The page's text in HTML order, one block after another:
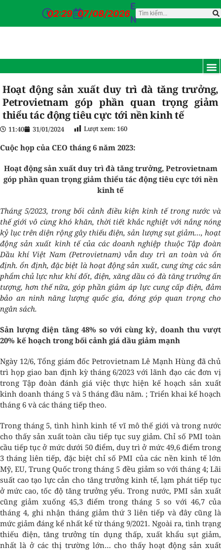
02:29 07/08/2026
E
N
Hoạt động sản xuất duy trì đà tăng trưởng,
Petrovietnam góp phần quan trọng giảm
thiểu tác động tiêu cực tới nền kinh tế
11:40 31/01/2024 Lượt xem: 160
Cuộc họp của CEO tháng 6 năm 2023:
Hoạt động sản xuất duy trì đà tăng trưởng, Petrovietnam
góp phần quan trọng giảm thiểu tác động tiêu cực tới nền
kinh tế
Tháng 5/2023, trong bối cảnh điều kiện kinh tế trong nước và
thế giới vô cùng khó khăn, thời tiết khắc nghiệt với nắng nóng
kỷ lục trên diện rộng gây thiếu điện, sản lượng sụt giảm…, hoạt
động sản xuất kinh tế của các doanh nghiệp thuộc Tập đoàn
Dầu khí Việt Nam (Petrovietnam) vẫn duy trì an toàn và ổn
định. ổn định, đặc biệt là hoạt động sản xuất, cung ứng các sản
phẩm chủ lực như khí đốt, điện, xăng dầu có đà tăng trưởng ấn
tượng, hơn thế nữa, góp phần giảm áp lực cung cấp điện, đảm
bảo an ninh năng lượng quốc gia, đóng góp quan trọng cho
ngân sách.
Sản lượng điện tăng 48% so với cùng kỳ, doanh thu vượt
20% kế hoạch trong bối cảnh giá dầu giảm mạnh
Ngày 12/6, Tổng giám đốc Petrovietnam Lê Mạnh Hùng đã chủ
trì họp giao ban định kỳ tháng 6/2023 với lãnh đạo các đơn vị
trong Tập đoàn đánh giá việc thực hiện kế hoạch sản xuất
kinh doanh tháng 5 và 5 tháng đầu năm. ; Triển khai kế hoạch
tháng 6 và các tháng tiếp theo.
Trong tháng 5, tình hình kinh tế vĩ mô thế giới và trong nước
cho thấy sản xuất toàn cầu tiếp tục suy giảm. Chỉ số PMI toàn
cầu tiếp tục ở mức dưới 50 điểm, duy trì ở mức 49,6 điểm trong
3 tháng liên tiếp, đặc biệt chỉ số PMI của các nền kinh tế lớn
Mỹ, EU, Trung Quốc trong tháng 5 đều giảm so với tháng 4; Lãi
suất cao tạo lực cản cho tăng trưởng kinh tế, lạm phát tiếp tục
ở mức cao, tốc độ tăng trưởng yếu. Trong nước, PMI sản xuất
cũng giảm xuống 45,3 điểm trong tháng 5 so với 46,7 của
tháng 4, ghi nhận tháng giảm thứ 3 liên tiếp và đây cũng là
mức giảm đáng kể nhất kể từ tháng 9/2021. Ngoài ra, tình trạng
thiếu điện, tăng trưởng tín dụng thấp, xuất khẩu sụt giảm,
nhất là ở các thị trường lớn… cho thấy hoạt động sản xuất